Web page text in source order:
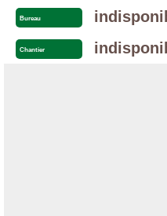
Bureau
Chantier